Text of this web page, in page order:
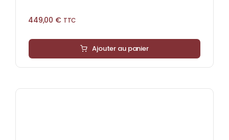
449,00 € TTC
Ajouter au panier